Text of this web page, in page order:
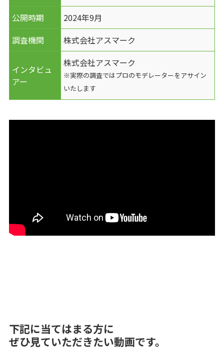
公開時期
2024年9月
調査機関
株式会社アスマーク
インタビュ
アー
株式会社アスマーク
※実際の調査ではプロのモデレーターをアサイン
いたします
下記に当てはまる方に
ぜひ見ていただきたい動画です。